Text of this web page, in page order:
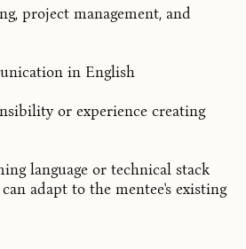
project management, and
in English
or experience creating
language or technical stack
adapt to the mentee's existing